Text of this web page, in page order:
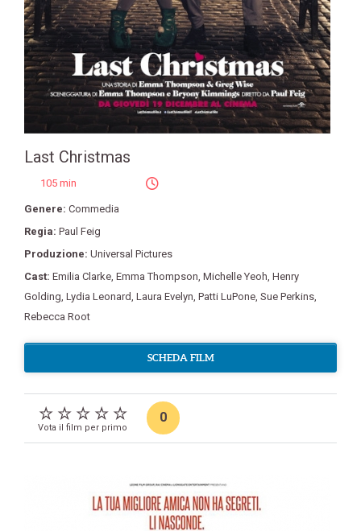
Last Christmas
105 min
Genere: Commedia
Regia: Paul Feig
Produzione: Universal Pictures
Cast: Emilia Clarke Emma Thompson Michelle Yeoh Henry
Golding Lydia Leonard Laura Evelyn Patti LuPone Sue Perkins
Rebecca Root
SCHEDA FILM
Vota il film per primo
0